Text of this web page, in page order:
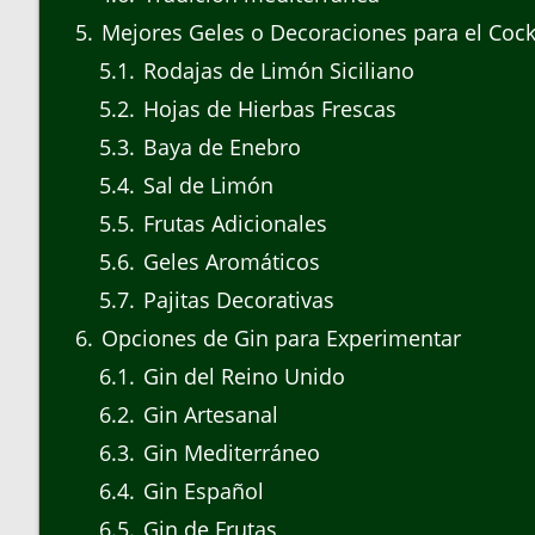
5 Mejores Geles o Decoraciones para el
5.1
Rodajas de Limón Siciliano
5.2 Hojas de Hierbas Frescas
5.3 Baya de Enebro
5.4 Sal de Limón
5.5 Frutas Adicionales
5.6 Geles Aromáticos
5.7 Pajitas Decorativas
6 Opciones de Gin para Experimentar
6.1
Gin del Reino Unido
6.2 Gin Artesanal
6.3 Gin Mediterráneo
6.4 Gin Español
6.5 Gin de Frutas